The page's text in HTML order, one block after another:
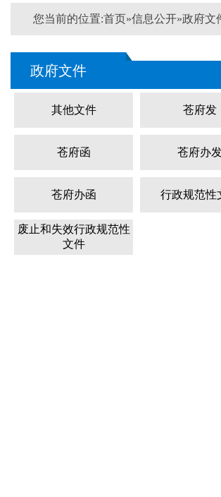
您当前的位置:首页»信息公开»政府文
政府文件
其他文件 苍府发
苍府函 苍府办
苍府办函 行政规范性
废止和失效行政规范性
文件